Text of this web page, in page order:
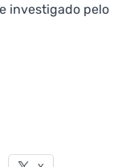
investigado pelo